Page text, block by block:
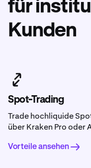
für
Kunden
Spot-Trading
Trade hochliquide
über Kraken Pro oder
Vorteile ansehen